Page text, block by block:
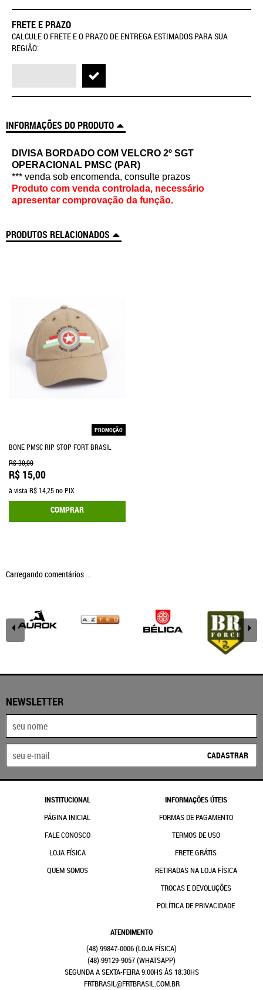
FRETE E PRAZO
CALCULE O FRETE E O PRAZO DE ENTREGA ESTIMADOS PARA SUA
REGIÃO:
INFORMAÇÕES DO PRODUTO
DIVISA BORDADO COM VELCRO 2º SGT
OPERACIONAL PMSC (PAR)
*** venda sob encomenda, consulte prazos
Produto com venda controlada, necessário
apresentar comprovação da função.
PRODUTOS RELACIONADOS
PROMOÇÃO
BONE PMSC RIP STOP FORT BRASIL
R$ 30,00
R$ 15,00
à vista R$ 14,25no PIX
COMPRAR
Carregando comentários ...
NEWSLETTER
CADASTRAR
INSTITUCIONAL
PÁGINA INICIAL
FALE CONOSCO
LOJA FÍSICA
QUEM SOMOS
INFORMAÇÕES ÚTEIS
FORMAS DE PAGAMENTO
TERMOS DE USO
FRETE GRÁTIS
RETIRADAS NA LOJA FÍSICA
TROCAS E DEVOLUÇÕES
POLÍTICA DE PRIVACIDADE
ATENDIMENTO
(48) 99847-0006
(48) 99129-9057(WHATSAPP)
SEGUNDA A SEXTA-FEIRA 9:00HS ÀS 18:30HS
FRTBRASIL@FRTBRASIL.COM.BR